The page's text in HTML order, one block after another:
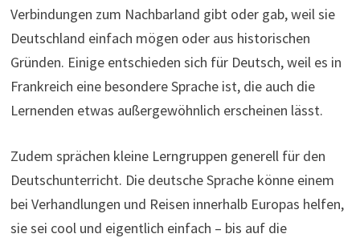
Verbindungen zum Nachbarland gibt oder gab, weil sie
Deutschland einfach mögen oder aus historischen
Gründen. Einige entschieden sich für Deutsch, weil es in
Frankreich eine besondere Sprache ist, die auch die
Lernenden etwas außergewöhnlich erscheinen lässt.
Zudem sprächen kleine Lerngruppen generell für den
Deutschunterricht. Die deutsche Sprache könne einem
bei Verhandlungen und Reisen innerhalb Europas helfen,
sie sei cool und eigentlich einfach – bis auf die